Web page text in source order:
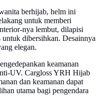
berhijab, helm ini
untuk memberi
nya lembut, dilapisi
dibersihkan. Desainnya
elegan.
keamanan
UV. Cargloss YRH Hijab
dan keamanan dapat
utama bagi pengendara